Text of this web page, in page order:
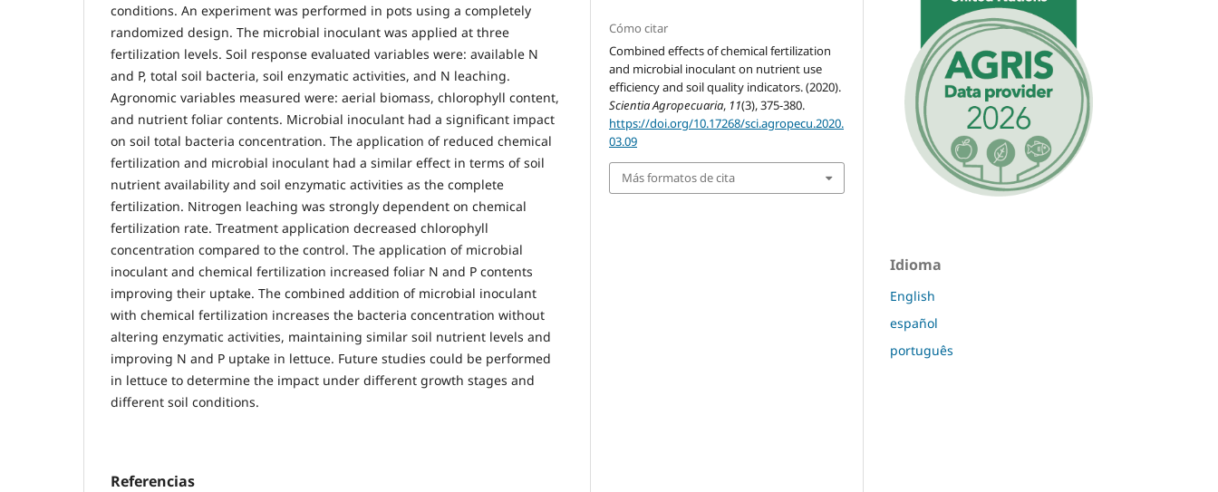
conditions. An experiment was performed in pots using a completely
randomized design. The microbial inoculant was applied at three
fertilization levels. Soil response evaluated variables were: available N
and P, total soil bacteria, soil enzymatic activities, and N leaching.
Agronomic variables measured were: aerial biomass, chlorophyll content,
and nutrient foliar contents. Microbial inoculant had a significant impact
on soil total bacteria concentration. The application of reduced chemical
fertilization and microbial inoculant had a similar effect in terms of soil
nutrient availability and soil enzymatic activities as the complete
fertilization. Nitrogen leaching was strongly dependent on chemical
fertilization rate. Treatment application decreased chlorophyll
concentration compared to the control. The application of microbial
inoculant and chemical fertilization increased foliar N and P contents
improving their uptake. The combined addition of microbial inoculant
with chemical fertilization increases the bacteria concentration without
altering enzymatic activities, maintaining similar soil nutrient levels and
improving N and P uptake in lettuce. Future studies could be performed
in lettuce to determine the impact under different growth stages and
different soil conditions.
Referencias
Cómo citar
Combined effects of chemical fertilization
and microbial inoculant on nutrient use
efficiency and soil quality indicators. (2020).
Scientia Agropecuaria, 11(3), 375-380.
https://doi.org/10.17268/sci.agropecu.2020.
03.09
Más formatos de cita
Idioma
English
español
português